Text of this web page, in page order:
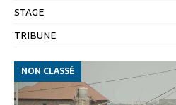
STAGE
TRIBUNE
NON CLASSÉ